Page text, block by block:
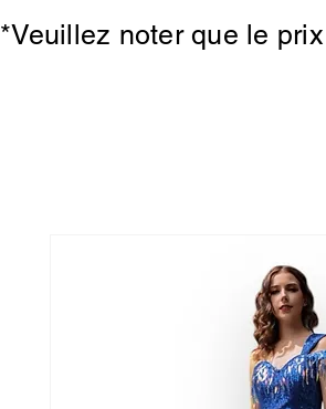
*Veuillez noter que le